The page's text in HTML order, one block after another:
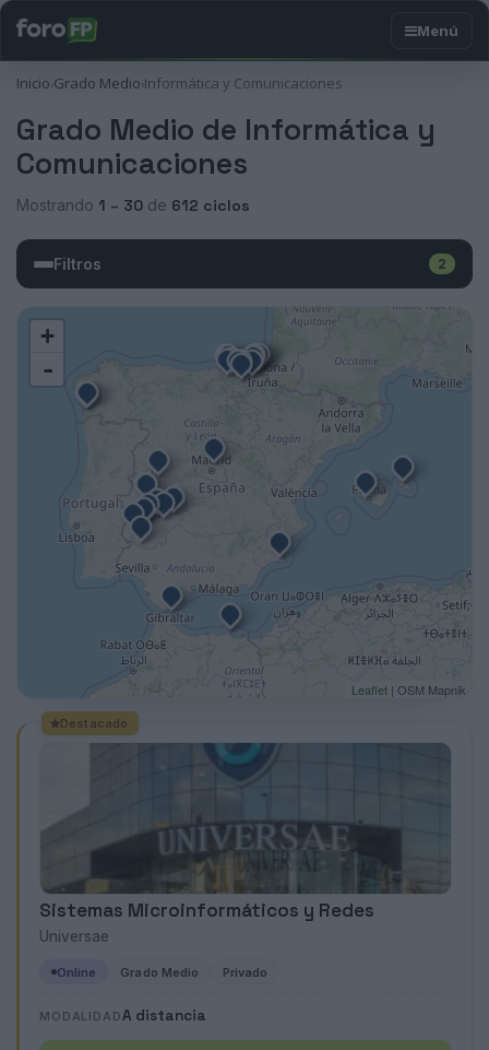
Inicio›Grado Medio›Informática y Comunicaciones
Grado Medio de Informática y
Comunicaciones
Mostrando 1 – 30 de 612 ciclos
Filtros 2
Destacado
Sistemas Microinformáticos y Redes
Universae
Online Grado Medio Privado
MODALIDADA distancia
+
-
Leaflet | OSM Mapnik